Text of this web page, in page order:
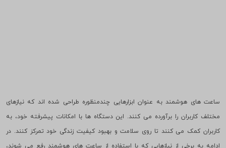
ساعت های هوشمند به عنوان ابزارهایی چندمنظوره طراحی شده اند که نیازهای
مختلف کاربران را برآورده می کنند. این دستگاه ها با امکانات پیشرفته خود، به